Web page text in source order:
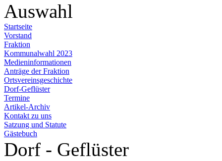
Auswahl
Startseite
Vorstand
Fraktion
Kommunalwahl 2023
Medieninformationen
Anträge der Fraktion
Ortsvereinsgeschichte
Dorf-Geflüster
Termine
Artikel-Archiv
Kontakt zu uns
Satzung und Statute
Gästebuch
Dorf - Geflüster